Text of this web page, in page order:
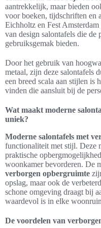
aantrekkelijk, maar bieden
voor boeken, tijdschriften en
Eichholtz en Fest
van design salontafels die de
gebruiksgemak bieden.
Door het gebruik van
metaal, zijn deze salontafels
een breed scala aan stijlen is
vinden die aansluit bij de
Wat maakt moderne
uniek?
Moderne salontafels met
functionaliteit met stijl. Deze
praktische
woonkamer bevorderen. De
verborgen opbergruimte
opslag, maar ook de
schone omgeving draagt bij
waardevol is in elke
De voordelen van